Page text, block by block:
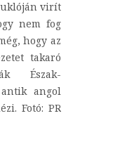
virít
nem fog
hogy az
takaró
Észak-
angol
Fotó: PR